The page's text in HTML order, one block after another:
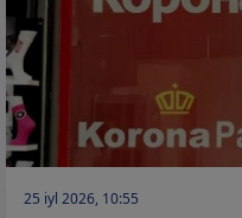
25 iyl 2026, 10:55